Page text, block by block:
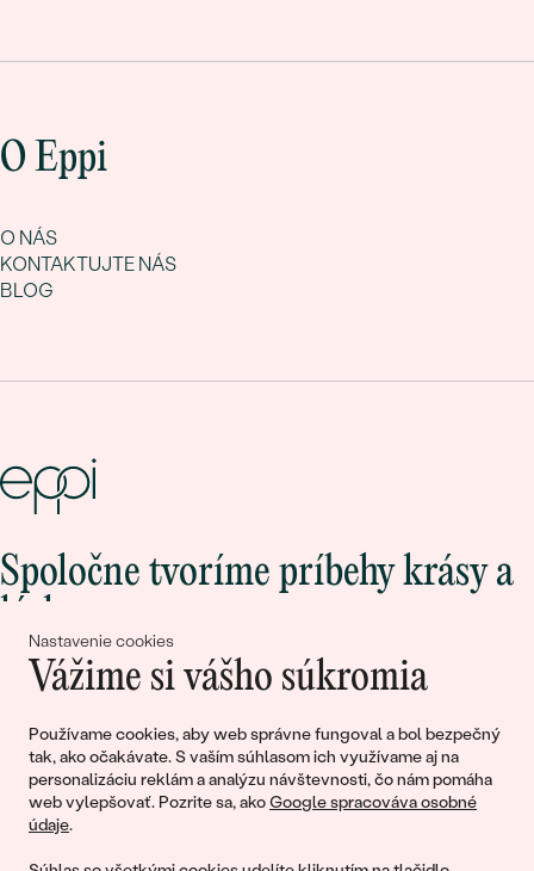
Nastavenie cookies
Vážime si vášho súkromia
Používame cookies, aby web správne fungoval a bol bezpečný
tak, ako očakávate. S vaším súhlasom ich využívame aj na
personalizáciu reklám a analýzu návštevnosti, čo nám pomáha
web vylepšovať. Pozrite sa, akoGoogle spracováva osobné
údaje.
O Eppi
O NÁS
KONTAKTUJTE NÁS
BLOG
Spoločne tvoríme príbehy krásy a
Pripojte sa k nám!